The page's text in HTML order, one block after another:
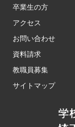
卒業生の方
アクセス
お問い合わせ
資料請求
教職員募集
サイトマップ